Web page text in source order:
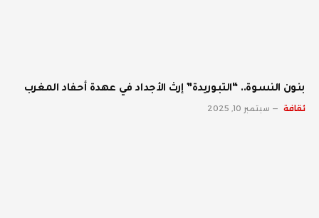
بنون النسوة.. “التبوريدة” إرث الأجداد في عهدة أحفاد المغرب
ثقافة سبتمبر 10, 2025